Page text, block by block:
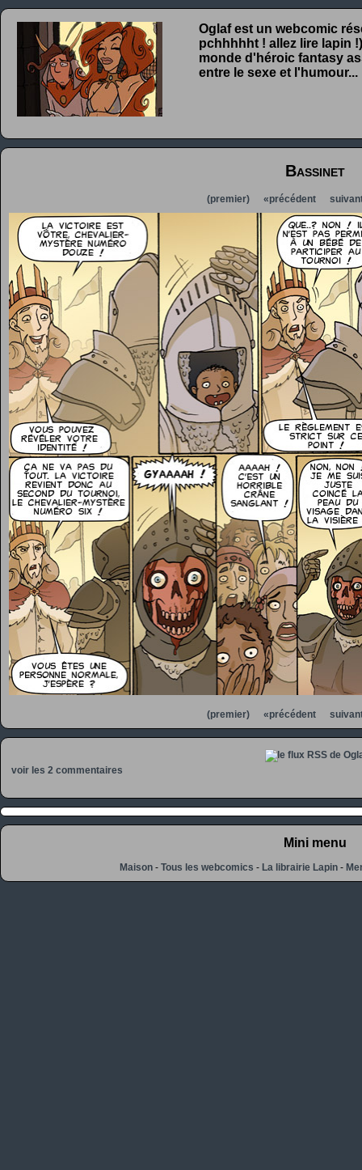
Oglaf est un webcomic
pchhhhht ! allez lire lapin
monde d'héroic fantasy
entre le sexe et l'humour...
Bassinet
(premier) «précédent
(premier) «précédent
voir les 2 commentaires
Mini menu
Maison -Tous les webcomics -La librairie Lapin -